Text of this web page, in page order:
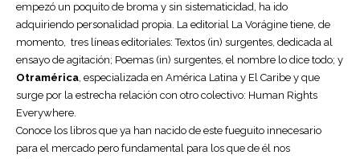
empezó un poquito de broma y sin sistematicidad, ha ido
adquiriendo personalidad propia. La editorial La Vorágine tiene, de
momento, tres líneas editoriales: Textos (in) surgentes, dedicada al
ensayo de agitación; Poemas (in) surgentes, el nombre lo dice todo; y
Otramérica, especializada en América Latina y El Caribe y que
surge por la estrecha relación con otro colectivo: Human Rights
Everywhere.
Conoce los libros que ya han nacido de este fueguito innecesario
para el mercado pero fundamental para los que de él nos